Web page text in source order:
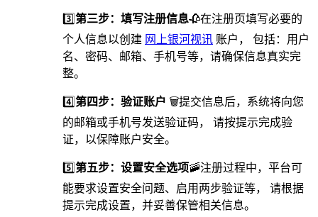
3️⃣第三步：填写注册信息🥀在注册页填写必要的
个人信息以创建 网上银河视讯 账户， 包括：用户
名、密码、邮箱、手机号等，请确保信息真实完
整。
4️⃣第四步：验证账户 🗑提交信息后，系统将向您
的邮箱或手机号发送验证码， 请按提示完成验
证，以保障账户安全。
5️⃣第五步：设置安全选项🚠️注册过程中，平台可
能要求设置安全问题、启用两步验证等， 请根据
提示完成设置，并妥善保管相关信息。